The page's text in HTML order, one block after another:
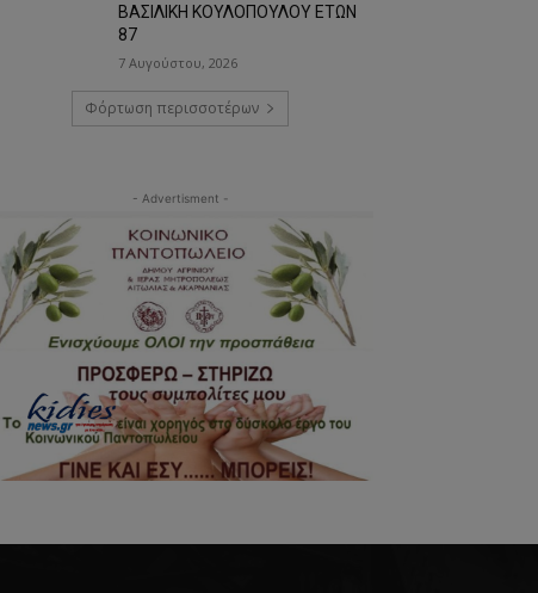
ΒΑΣΙΛΙΚΗ ΚΟΥΛΟΠΟΥΛΟΥ ΕΤΩΝ
87
7 Αυγούστου, 2026
Φόρτωση περισσοτέρων
- Advertisment -